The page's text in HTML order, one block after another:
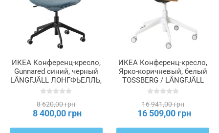
ИКЕА Конференц-кресло,
Gunnared синий, черный
LÅNGFJÄLL ЛОНГФЬЕЛЛЬ,
891.776.65
8 620,00 грн
8 400,00 грн
ИКЕА Конференц-кресло,
Ярко-коричневый, белый
TOSSBERG / LÅNGFJÄLL
ЛОНГФЬЕЛЛЬ, 095.130.91
16 941,00 грн
16 509,00 грн